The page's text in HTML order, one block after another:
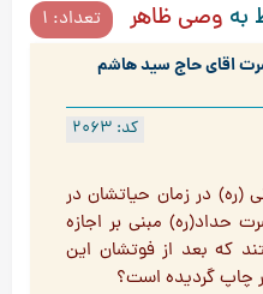
به وصی ظاهر تعداد: 1
اقای حاج سید هاشم
کد: 2063
(ره) در زمان حیاتشان در
حداد(ره) مبنی بر اجازه
که بعد از فوتشان این
چاپ گردیده است؟